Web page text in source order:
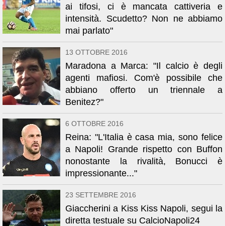
ai tifosi, ci è mancata cattiveria e
intensità. Scudetto? Non ne abbiamo
mai parlato"
13 OTTOBRE 2016
Maradona a Marca: "Il calcio è degli
agenti mafiosi. Com'è possibile che
abbiano offerto un triennale a
Benitez?"
6 OTTOBRE 2016
Reina: "L'Italia è casa mia, sono felice
a Napoli! Grande rispetto con Buffon
nonostante la rivalità, Bonucci è
impressionante..."
23 SETTEMBRE 2016
Giaccherini a Kiss Kiss Napoli, segui la
diretta testuale su CalcioNapoli24